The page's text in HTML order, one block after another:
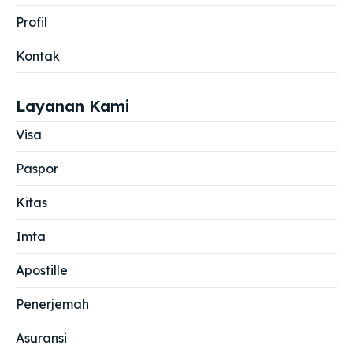
Profil
Kontak
Layanan Kami
Visa
Paspor
Kitas
Imta
Apostille
Penerjemah
Asuransi